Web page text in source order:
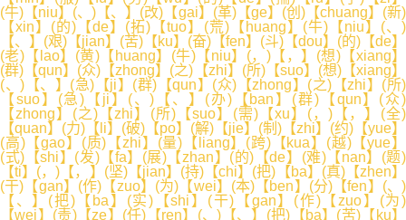
(牛)【niu】(、)【、】(改)【gai】(革)【ge】(创)【chuang】(新)
【xin】(的)【de】(拓)【tuo】(荒)【huang】(牛)【niu】(、)
【、】(艰)【jian】(苦)【ku】(奋)【fen】(斗)【dou】(的)【de】
(老)【lao】(黄)【huang】(牛)【niu】(，)【，】(想)【xiang】
(群)【qun】(众)【zhong】(之)【zhi】(所)【suo】(想)【xiang】
(、)【、】(急)【ji】(群)【qun】(众)【zhong】(之)【zhi】(所)
【suo】(急)【ji】(、)【、】(办)【ban】(群)【qun】(众)
【zhong】(之)【zhi】(所)【suo】(需)【xu】(，)【，】(全)
【quan】(力)【li】(破)【po】(解)【jie】(制)【zhi】(约)【yue】
(高)【gao】(质)【zhi】(量)【liang】(跨)【kua】(越)【yue】
(式)【shi】(发)【fa】(展)【zhan】(的)【de】(难)【nan】(题)
【ti】(，)【，】(坚)【jian】(持)【chi】(把)【ba】(真)【zhen】
(干)【gan】(作)【zuo】(为)【wei】(本)【ben】(分)【fen】(、)
【、】(把)【ba】(实)【shi】(干)【gan】(作)【zuo】(为)
【wei】(责)【ze】(任)【ren】(、)【、】(把)【ba】(苦)【ku】